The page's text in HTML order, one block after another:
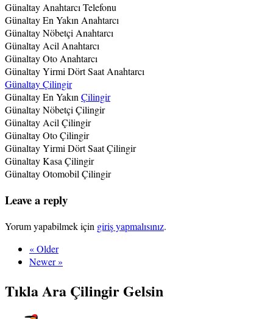
Günaltay Anahtarcı Telefonu
Günaltay En Yakın Anahtarcı
Günaltay Nöbetçi Anahtarcı
Günaltay Acil Anahtarcı
Günaltay Oto Anahtarcı
Günaltay Yirmi Dört Saat Anahtarcı
Günaltay Çilingir
Günaltay En YakınÇilingir
Günaltay Nöbetçi Çilingir
Günaltay Acil Çilingir
Günaltay Oto Çilingir
Günaltay Yirmi Dört Saat Çilingir
Günaltay Kasa Çilingir
Günaltay Otomobil Çilingir
Leave a reply
Yorum yapabilmek için giriş yapmalısınız.
« Older
Newer »
Tıkla Ara Çilingir Gelsin